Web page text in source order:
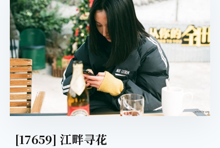
[17659] 江畔寻花